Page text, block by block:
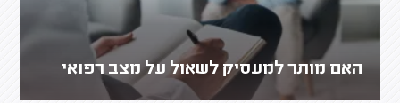
האם מותר למעסיק לשאול על מצב רפואי